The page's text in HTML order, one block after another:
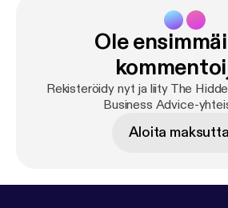
Deley and the 41 Players --- Send in a voice
https://anchor.fm/
Ole
Rekisteröidy nyt ja liity The
Business Advice-
Aloita maksutta